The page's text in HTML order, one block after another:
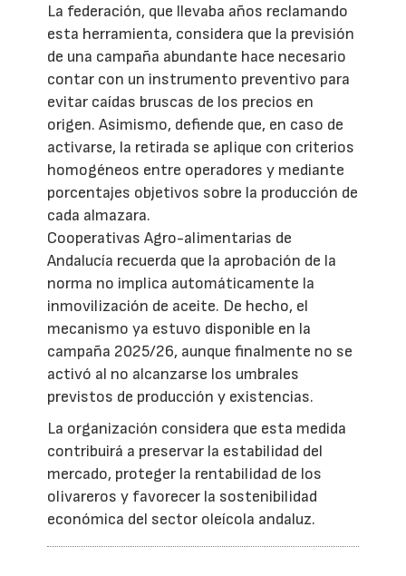
La federación, que llevaba años reclamando
esta herramienta, considera que la previsión
de una campaña abundante hace necesario
contar con un instrumento preventivo para
evitar caídas bruscas de los precios en
origen. Asimismo, defiende que, en caso de
activarse, la retirada se aplique con criterios
homogéneos entre operadores y mediante
porcentajes objetivos sobre la producción de
cada almazara.
Cooperativas Agro-alimentarias de
Andalucía recuerda que la aprobación de la
norma no implica automáticamente la
inmovilización de aceite. De hecho, el
mecanismo ya estuvo disponible en la
campaña 2025/26, aunque finalmente no se
activó al no alcanzarse los umbrales
previstos de producción y existencias.
La organización considera que esta medida
contribuirá a preservar la estabilidad del
mercado, proteger la rentabilidad de los
olivareros y favorecer la sostenibilidad
económica del sector oleícola andaluz.